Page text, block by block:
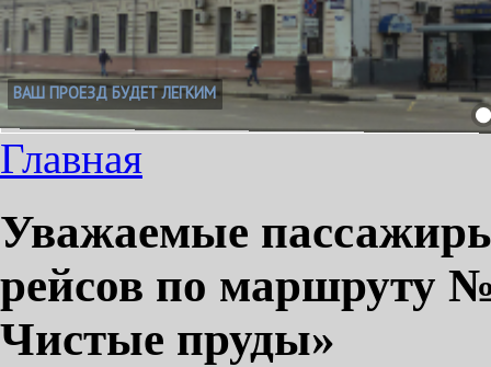
ВАШ ПРОЕЗД БУДЕТ ЛЕГКИМ
Главная
Уважаемые
рейсов по маршруту
Чистые пруды»